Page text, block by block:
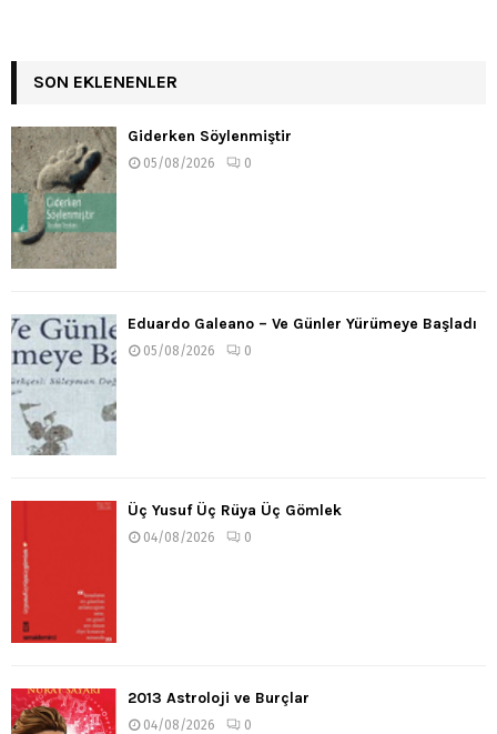
SON EKLENENLER
Giderken Söylenmiştir
05/08/2026 0
Eduardo Galeano – Ve Günler Yürümeye Başladı
05/08/2026 0
Üç Yusuf Üç Rüya Üç Gömlek
04/08/2026 0
2013 Astroloji ve Burçlar
04/08/2026 0